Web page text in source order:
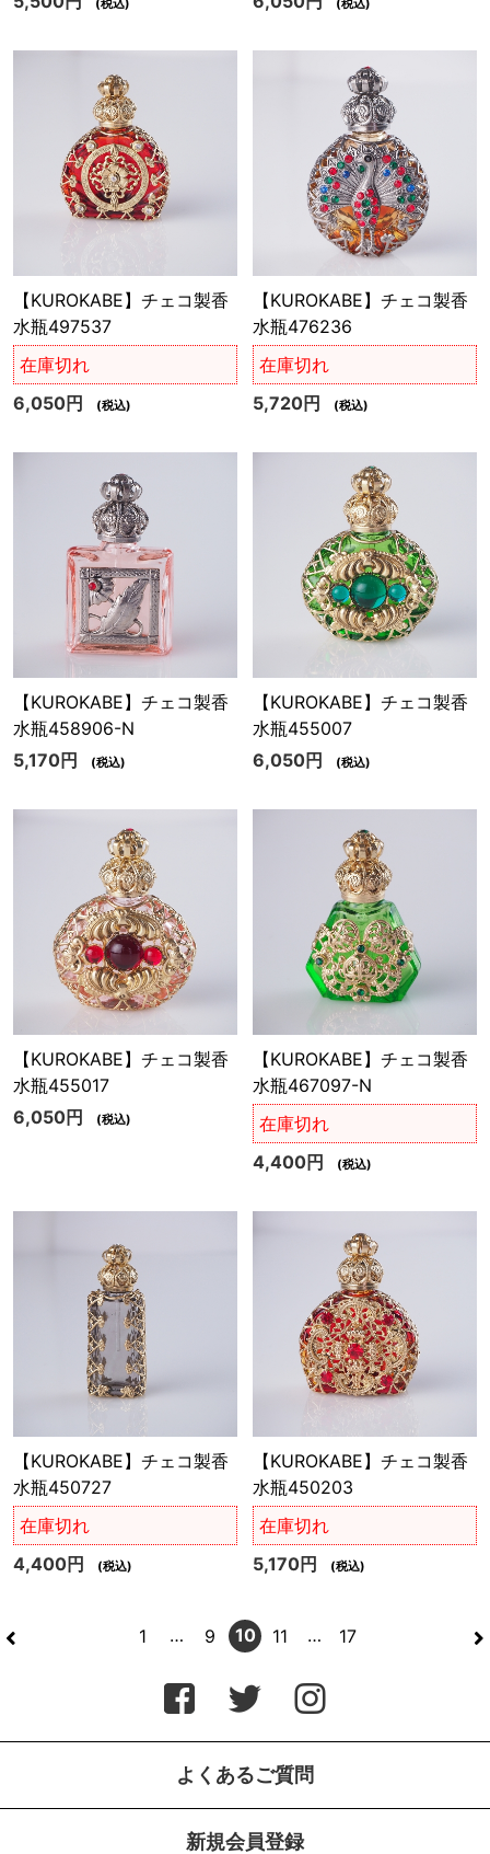
(税込) (税込)
【KUROKABE】チェコ製香
水瓶497537
在庫切れ
6,050円
(税込)
【KUROKABE】チェコ製香
水瓶476236
在庫切れ
5,720円
(税込)
【KUROKABE】チェコ製香
水瓶458906-N
5,170円
(税込)
【KUROKABE】チェコ製香
水瓶455007
6,050円
(税込)
【KUROKABE】チェコ製香
水瓶455017
6,050円
(税込)
【KUROKABE】チェコ製香
水瓶467097-N
在庫切れ
4,400円
(税込)
【KUROKABE】チェコ製香
水瓶450727
在庫切れ
4,400円
(税込)
【KUROKABE】チェコ製香
水瓶450203
在庫切れ
5,170円
(税込)
< >
1 … 9 10 11 … 17
よくあるご質問
新規会員登録